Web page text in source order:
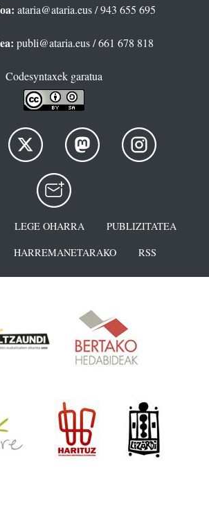
ataria@ataria.eus/ 943 655 695
publi@ataria.eus/ 661 678 818
Codesyntaxek garatua
LEGE OHARRA
PUBLIZITATEA
HARREMANETARAKO RSS